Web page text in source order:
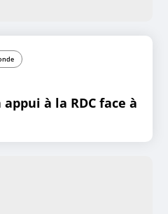
appui à la RDC face à